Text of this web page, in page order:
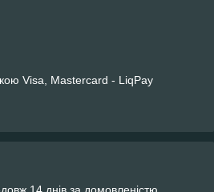
Visa, Mastercard - LiqPay